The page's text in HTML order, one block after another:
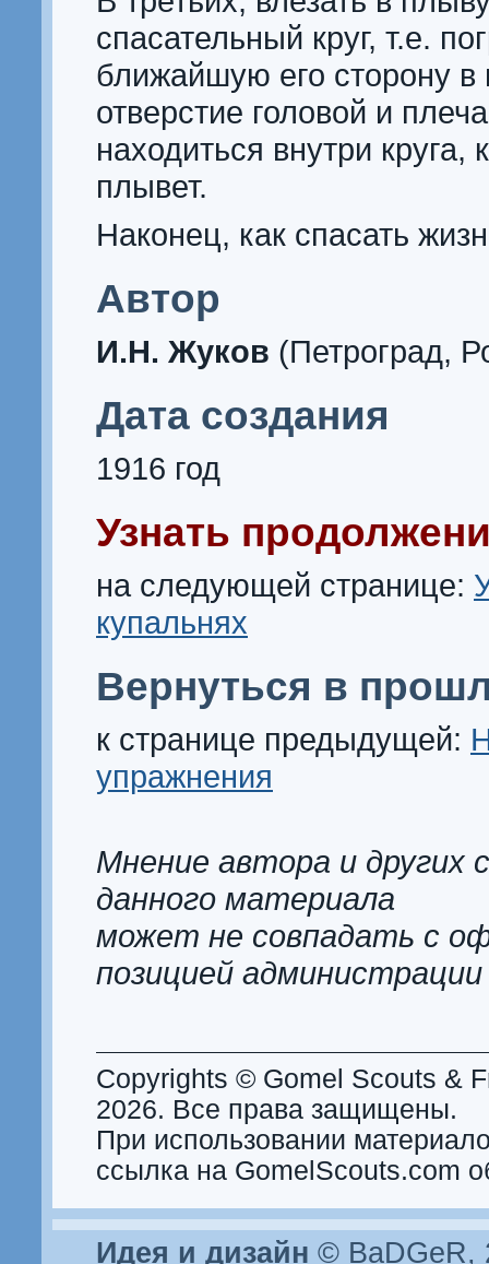
спасательный круг, т.е.
ближайшую его сторону в
отверстие головой и
находиться внутри круга,
плывет.
Наконец, как спасать
Автор
И.Н. Жуков (Петроград,
Дата создания
1916 год
Узнать
на следующей странице:
купальнях
Вернуться в
к странице предыдущей:
упражнения
Мнение автора и других
данного материала
может не совпадать с
позицией
Copyrights © Gomel Scouts &
2026. Все права защищены.
При использовании
ссылка на GomelScouts.com
Идея и дизайн © BaDGeR,